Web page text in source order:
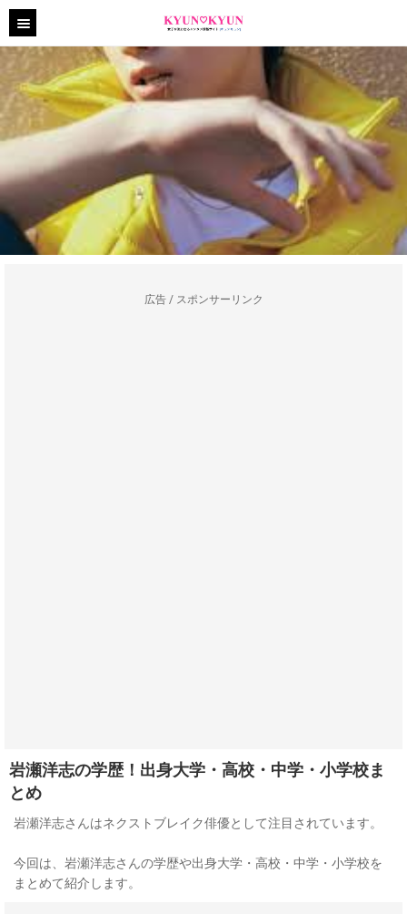
広告 / スポンサーリンク
岩瀬洋志の学歴！出身大学・高校・中学・小学校ま
とめ
岩瀬洋志さんはネクストブレイク俳優として注目されています。
今回は、岩瀬洋志さんの学歴や出身大学・高校・中学・小学校を
まとめて紹介します。